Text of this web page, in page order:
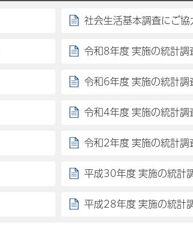
社会生活基本調査にご
令和8年度 実施の統計調
令和6年度 実施の統計調
令和4年度 実施の統計調
令和2年度 実施の統計調
平成30年度 実施の統計
平成28年度 実施の統計